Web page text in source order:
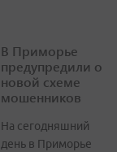
В Приморье
предупредили о
новой схеме
мошенников
На сегодняшний
день в Приморье